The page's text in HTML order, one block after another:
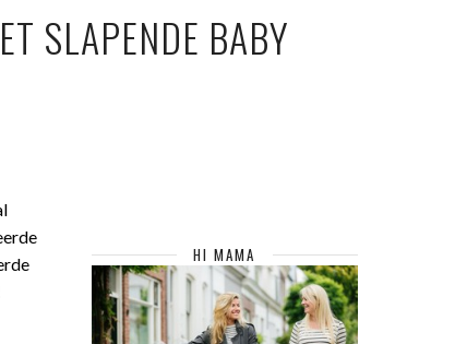
SLAPENDE BABY
HI MAMA